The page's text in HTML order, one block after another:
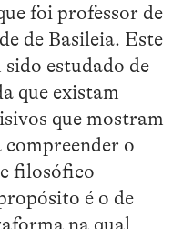
foi professor de
de Basileia. Este
sido estudado de
que existam
que mostram
o
filosófico
é o de
na qual